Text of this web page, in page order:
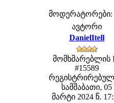
მოდერატორები:
ავტორი
DanielItell
მომხმარებლის
#15589
სამშაბათი, 05
მარტი 2024 წ.